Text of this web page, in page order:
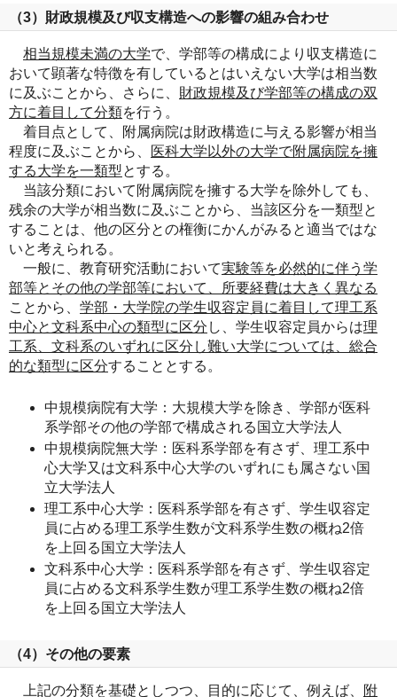
（3）財政規模及び収支構造への影響の組み合わせ
相当規模未満の大学で、学部等の構成により収支構造に
おいて顕著な特徴を有しているとはいえない大学は相当数
に及ぶことから、さらに、 財政規模及び学部等の構成の双
方に着目して分類を行う。
着目点として、附属病院は財政構造に与える影響が相当
程度に及ぶことから、
医科大学以外の大学で附属病院を擁
する大学を一類型とする。
当該分類において附属病院を擁する大学を除外しても、
残余の大学が相当数に及ぶことから、当該区分を一類型と
することは、他の区分との権衡にかんがみると適当ではな
いと考えられる。
一般に、教育研究活動において実験等を必然的に伴う学
部等とその他の学部等において、所要経費は大きく異なる
ことから、 学部・大学院の学生収容定員に着目して理工系
中心と文科系中心の類型に区分 し、学生収容定員からは理
工系、文科系のいずれに区分し難い大学については、総合
的な類型に区分することとする。
中規模病院有大学：大規模大学を除き、学部が医科
系学部その他の学部で構成される国立大学法人
中規模病院無大学：医科系学部を有さず、理工系中
心大学又は文科系中心大学のいずれにも属さない国
立大学法人
理工系中心大学：医科系学部を有さず、学生収容定
員に占める理工系学生数が文科系学生数の概ね2倍
を上回る国立大学法人
文科系中心大学：医科系学部を有さず、学生収容定
員に占める文科系学生数が理工系学生数の概ね2倍
を上回る国立大学法人
（4）その他の要素
上記の分類を基礎としつつ、目的に応じて、例えば、 附